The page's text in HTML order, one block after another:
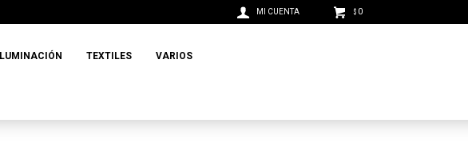
ILUMINACIÓN TEXTILES VARIOS
$ 0